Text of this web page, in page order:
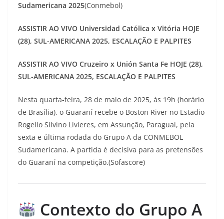
Sudamericana 2025(Conmebol)
ASSISTIR AO VIVO Universidad Católica x Vitória HOJE
(28), SUL-AMERICANA 2025, ESCALAÇÃO E PALPITES
ASSISTIR AO VIVO Cruzeiro x Unión Santa Fe HOJE (28),
SUL-AMERICANA 2025, ESCALAÇÃO E PALPITES
Nesta quarta-feira, 28 de maio de 2025, às 19h (horário
de Brasília), o Guaraní recebe o Boston River no Estadio
Rogelio Silvino Livieres, em Assunção, Paraguai, pela
sexta e última rodada do Grupo A da CONMEBOL
Sudamericana. A partida é decisiva para as pretensões
do Guaraní na competição.(Sofascore)
Contexto do Grupo A